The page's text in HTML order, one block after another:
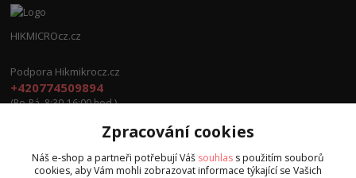
HIKMICROcz.cz
Podpora Hikmikrocz.cz
+420774509894
(Po-Pá, 8:30-16:00 hod.)
info@hikmicrocz.cz
Zpracování cookies
Náš e-shop a partneři potřebují Váš souhlas s použitím souborů
cookies, aby Vám mohli zobrazovat informace týkající se Vašich